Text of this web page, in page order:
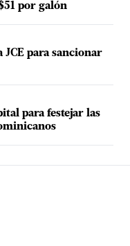
por galón
JCE para sancionar
para festejar las